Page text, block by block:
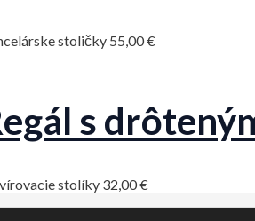
stoličky 55,00€
s
stolíky 32,00€